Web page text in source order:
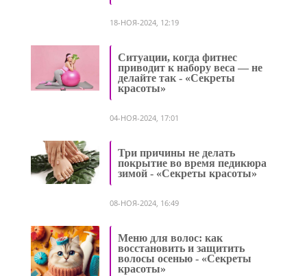
18-НОЯ-2024, 12:19
Ситуации, когда фитнес
приводит к набору веса — не
делайте так - «Секреты
красоты»
04-НОЯ-2024, 17:01
Три причины не делать
покрытие во время педикюра
зимой - «Секреты красоты»
08-НОЯ-2024, 16:49
Меню для волос: как
восстановить и защитить
волосы осенью - «Секреты
красоты»